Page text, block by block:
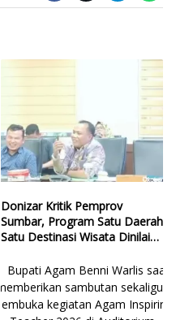
Donizar Kritik Pemprov
Sumbar, Program Satu Daerah
Satu Destinasi Wisata Dinilai